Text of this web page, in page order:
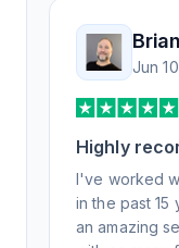
Jun
Highly
/ widget
I've worked
in the past 15
an amazing